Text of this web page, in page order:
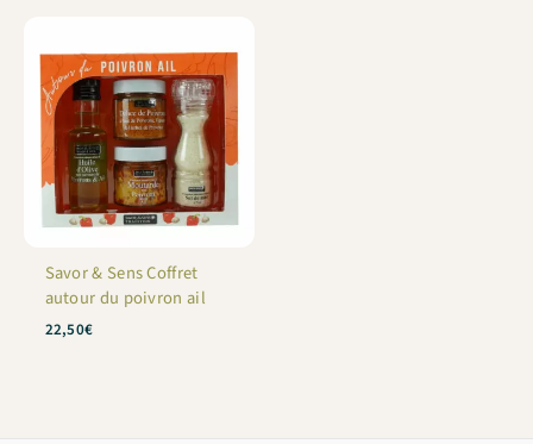
Savor & Sens Coffret
autour du poivron ail
22,50€